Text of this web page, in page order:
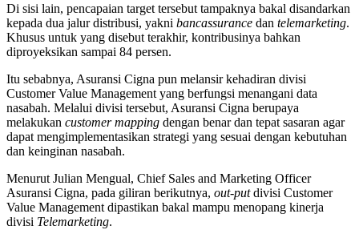
Di sisi lain, pencapaian target tersebut tampaknya bakal disandarkan
kepada dua jalur distribusi, yakni bancassurance dan telemarketing.
Khusus untuk yang disebut terakhir, kontribusinya bahkan
diproyeksikan sampai 84 persen.
Itu sebabnya, Asuransi Cigna pun melansir kehadiran divisi
Customer Value Management yang berfungsi menangani data
nasabah. Melalui divisi tersebut, Asuransi Cigna berupaya
melakukan customer mapping dengan benar dan tepat sasaran agar
dapat mengimplementasikan strategi yang sesuai dengan kebutuhan
dan keinginan nasabah.
Menurut Julian Mengual, Chief Sales and Marketing Officer
Asuransi Cigna, pada giliran berikutnya, out-putdivisi Customer
Value Management dipastikan bakal mampu menopang kinerja
divisi Telemarketing.